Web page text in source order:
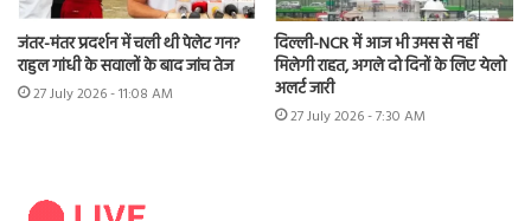
जंतर-मंतर प्रदर्शन में चली थी पेलेट गन?
राहुल गांधी के सवालों के बाद जांच तेज
27 July 2026 - 11:08 AM
दिल्ली-NCR में आज भी उमस से नहीं
मिलेगी राहत, अगले दो दिनों के लिए येलो
अलर्ट जारी
27 July 2026 - 7:30 AM